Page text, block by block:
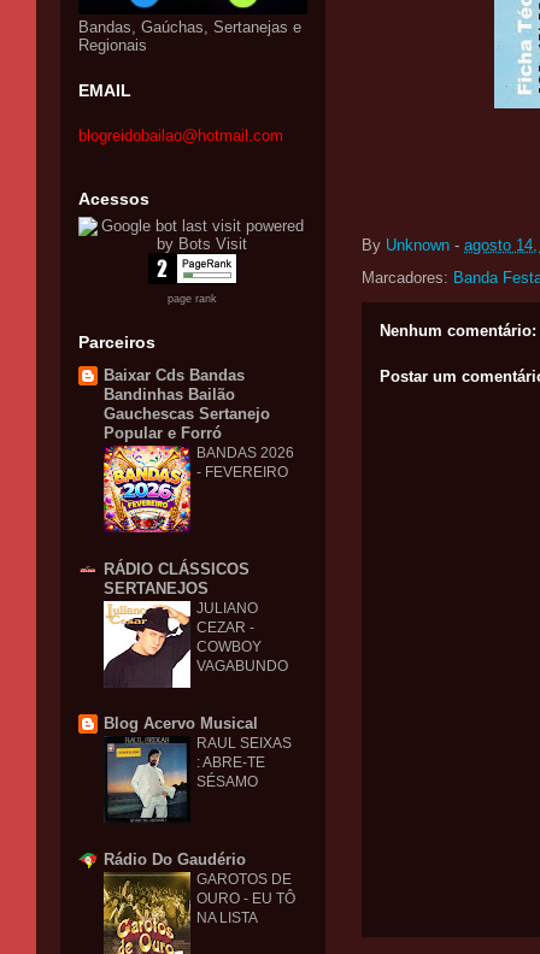
By Unknown - agosto
Marcadores: Banda
Nenhum comentário:
Postar um
Bandas, Gaúchas, Sertanejas e
Regionais
EMAIL
blogreidobailao@hotmail.com
Acessos
page rank
Parceiros
Baixar Cds Bandas
Bandinhas Bailão
Gauchescas Sertanejo
Popular e Forró
BANDAS 2026
- FEVEREIRO
RÁDIO CLÁSSICOS
SERTANEJOS
JULIANO
CEZAR -
COWBOY
VAGABUNDO
Blog Acervo Musical
RAUL SEIXAS
: ABRE-TE
SÉSAMO
Rádio Do Gaudério
GAROTOS DE
OURO - EU TÔ
NA LISTA